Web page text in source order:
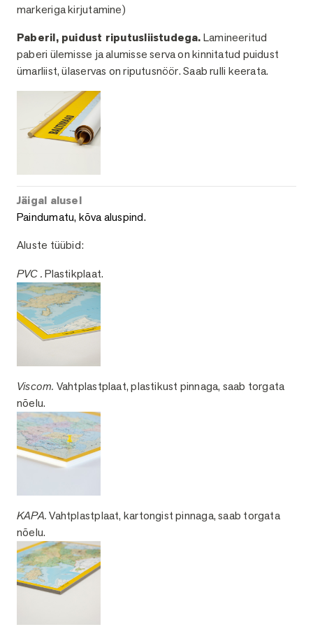
markeriga kirjutamine)
Paberil, puidust riputusliistudega.Lamineeritud
paberi ülemisse ja alumisse serva on kinnitatud puidust
ümarliist, ülaservas on riputusnöör. Saab rulli keerata.
Jäigal alusel
Paindumatu, kõva aluspind.
Aluste tüübid:
PVC .Plastikplaat.
Viscom. Vahtplastplaat, plastikust pinnaga, saab torgata
nõelu.
KAPA.Vahtplastplaat, kartongist pinnaga, saab torgata
nõelu.